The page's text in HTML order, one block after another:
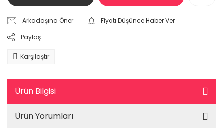
Arkadaşına Öner
Fiyatı Düşünce Haber Ver
Paylaş
Karşılaştır
Ürün Bilgisi
Ürün Yorumları